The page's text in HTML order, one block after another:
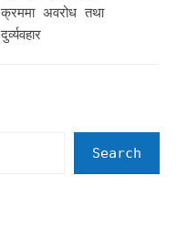
क्रममा अवरोध तथा
दुर्व्यवहार
Search